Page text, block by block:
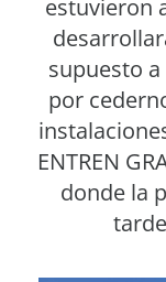
estuvieron
supuesto a
por
ENTREN
donde la